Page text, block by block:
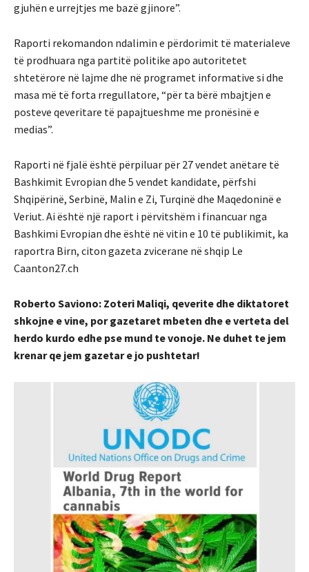
gjuhën e urrejtjes me bazë gjinore”.
Raporti rekomandon ndalimin e përdorimit të materialeve
të prodhuara nga partitë politike apo autoritetet
shtetërore në lajme dhe në programet informative si dhe
masa më të forta rregullatore, “për ta bërë mbajtjen e
posteve qeveritare të papajtueshme me pronësinë e
medias”.
Raporti në fjalë është përpiluar për 27 vendet anëtare të
Bashkimit Evropian dhe 5 vendet kandidate, përfshi
Shqipërinë, Serbinë, Malin e Zi, Turqinë dhe Maqedoninë e
Veriut. Ai është një raport i përvitshëm i financuar nga
Bashkimi Evropian dhe është në vitin e 10 të publikimit, ka
raportra Birn, citon gazeta zvicerane në shqip Le
Caanton27.ch
Roberto Saviono: Zoteri Maliqi, qeverite dhe diktatoret
shkojne e vine, por gazetaret mbeten dhe e verteta del
herdo kurdo edhe pse mund te vonoje. Ne duhet te jem
krenar qe jem gazetar e jo pushtetar!